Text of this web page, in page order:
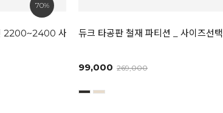
70%
2200~2400 사이즈선택듀크 타공판 철재 파티션 _ 사이즈선택
99,000 269,000